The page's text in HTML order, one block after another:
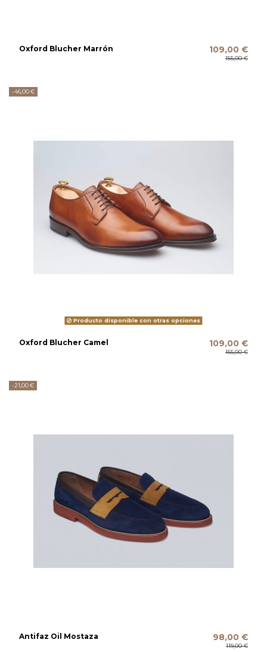
Oxford Blucher Marrón 109,00 €
155,00 €
-46,00 €
Producto disponible con otras opciones
Oxford Blucher Camel 109,00 €
155,00 €
-21,00 €
Antifaz Oil Mostaza 98,00 €
119,00 €